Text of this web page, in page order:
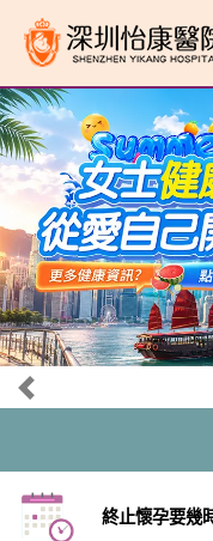
終止懷孕要幾